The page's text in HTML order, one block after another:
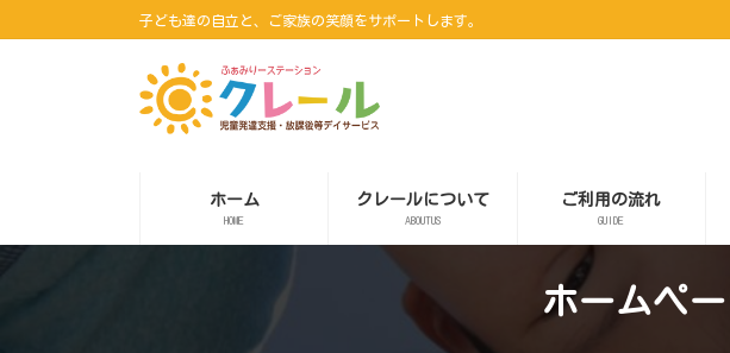
子ども達の自立と、ご家族の笑顔をサポートします。
ホーム
HOME
クレールについて
ABOUTUS
ご利用の流れ
GUIDE
ホームペ